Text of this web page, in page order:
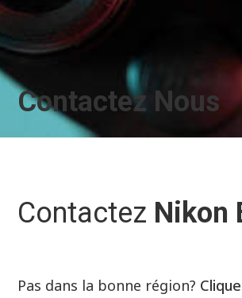
Contactez Nous
Contactez Nikon
Pas dans la bonne région?